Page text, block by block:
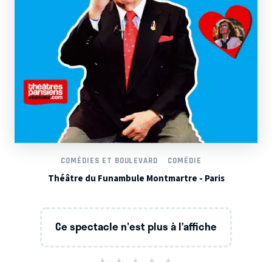
COMÉDIES ET BOULEVARD COMÉDIE
Théâtre du Funambule Montmartre - Paris
Ce spectacle n'est plus à l’affiche